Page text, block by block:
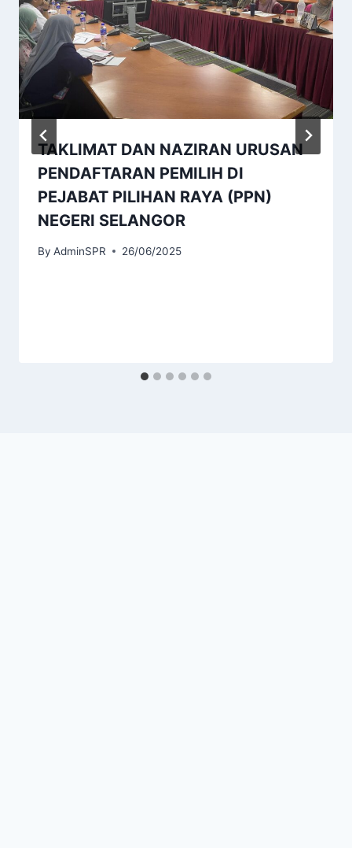
TAKLIMAT DAN NAZIRAN URUSAN
PENDAFTARAN PEMILIH DI
PEJABAT PILIHAN RAYA (PPN)
NEGERI SELANGOR
By AdminSPR 26/06/2025